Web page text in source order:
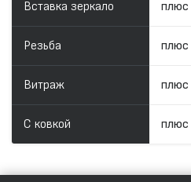
Вставка зеркало плюс
Резьба плюс
Витраж плюс
С ковкой плюс